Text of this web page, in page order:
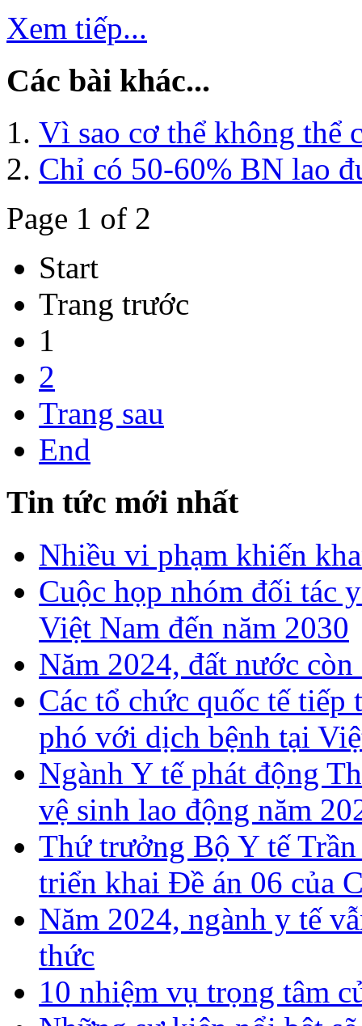
Xem tiếp...
Các bài khác...
Vì sao cơ thể không thể
Chỉ có 50-60% BN lao
Page 1 of 2
Start
Trang trước
1
2
Trang sau
End
Tin tức mới nhất
Nhiều vi phạm khiến
Cuộc họp nhóm đối tác
Việt Nam đến năm 2030
Năm 2024, đất nước
Các tổ chức quốc tế
phó với dịch bệnh tại
Ngành Y tế phát động
vệ sinh lao động năm
Thứ trưởng Bộ Y tế
triển khai Đề án 06 của
Năm 2024, ngành y tế
thức
10 nhiệm vụ trọng tâm